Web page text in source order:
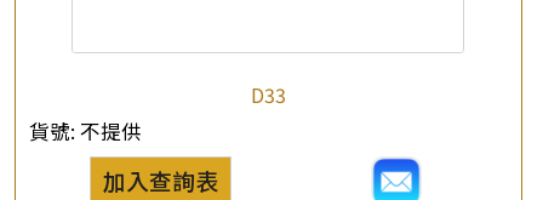
D33
貨號: 不提供
加入查詢表